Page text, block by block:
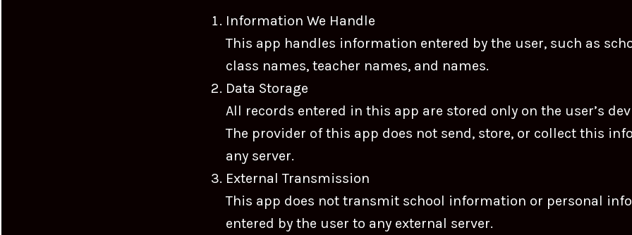
Information We Handle
This app handles information entered by the user, such as
class names, teacher names, and names.
Data Storage
All records entered in this app are stored only on the user’s
The provider of this app does not send, store, or collect this
any server.
External Transmission
This app does not transmit school information or personal
entered by the user to any external server.